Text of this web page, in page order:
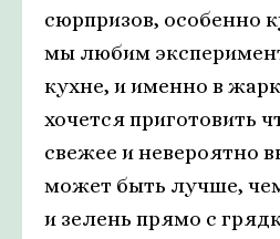
сюрпризов, особенно
мы любим
кухне, и именно в
хочется приготовить
свежее и невероятно
может быть лучше,
и зелень прямо с